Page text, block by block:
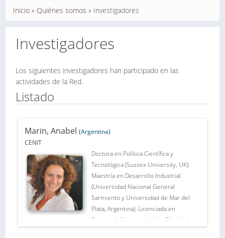
Se encuentra usted aquí
Inicio » Quiénes somos » Investigadores
Investigadores
Los siguientes investigadores han participado en las
actividades de la Red.
Listado
Marin, Anabel (Argentina)
CENIT
Doctora en Política Científica y
Tecnológica (Sussex University, UK).
Maestría en Desarrollo Industrial
(Universidad Nacional General
Sarmiento y Universidad de Mar del
Plata, Argentina). Licenciada en
Economía (Universidad de Córdoba),